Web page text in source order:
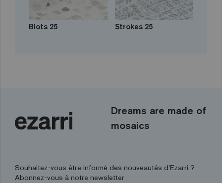
Blots 25 Strokes 25
Dreams are made of
mosaics
Souhaitez-vous être informé des nouveautés d’Ezarri ?
Abonnez-vous à notre newsletter